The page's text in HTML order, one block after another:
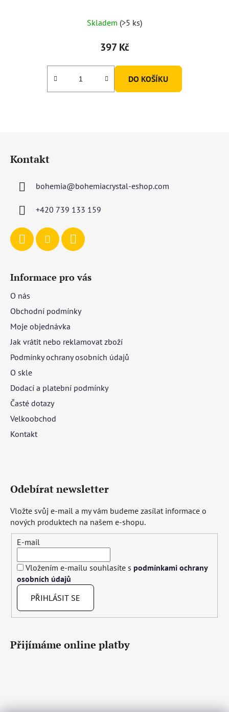
Skladem (>5 ks)
397 Kč
DO KOŠÍKU
Kontakt
bohemia@bohemiacrystal-eshop.com
+420 739 133 159
Informace pro vás
O nás
Obchodní podmínky
Moje objednávka
Jak vrátit nebo reklamovat zboží
Podmínky ochrany osobních údajů
O skle
Dodací a platební podmínky
Časté dotazy
Velkoobchod
Kontakt
Odebírat newsletter
Vložte svůj e-mail a my vám budeme zasílat informace o
nových produktech na našem e-shopu.
E-mail
Vložením e-mailu souhlasíte s podmínkami ochrany
osobních údajů
PŘIHLÁSIT SE
Přijímáme online platby